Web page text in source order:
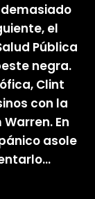
el
Pública
negra.
Clint
con la
En
asole